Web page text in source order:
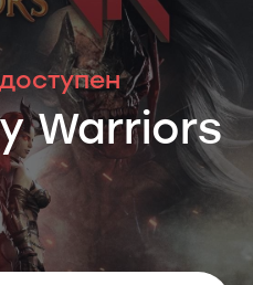
Warriors